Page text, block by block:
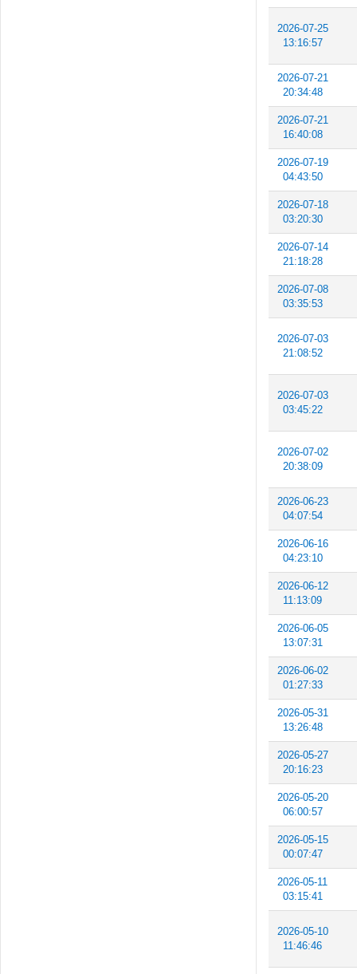
2026-07-25
13:16:57
2026-07-21
20:34:48
2026-07-21
16:40:08
2026-07-19
04:43:50
2026-07-18
03:20:30
2026-07-14
21:18:28
2026-07-08
03:35:53
2026-07-03
21:08:52
2026-07-03
03:45:22
2026-07-02
20:38:09
2026-06-23
04:07:54
2026-06-16
04:23:10
2026-06-12
11:13:09
2026-06-05
13:07:31
2026-06-02
01:27:33
2026-05-31
13:26:48
2026-05-27
20:16:23
2026-05-20
06:00:57
2026-05-15
00:07:47
2026-05-11
03:15:41
2026-05-10
11:46:46